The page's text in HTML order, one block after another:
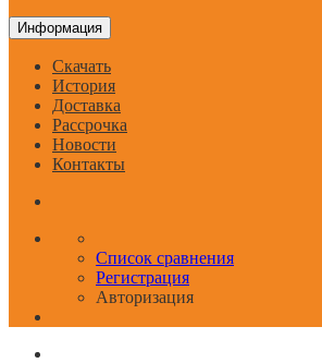
Информация
Скачать
История
Доставка
Рассрочка
Новости
Контакты
Список сравнения
Регистрация
Авторизация